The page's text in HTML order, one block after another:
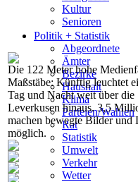
Kultur
Senioren
Stadtführer
Straßen
Politik + Statistik
Abgeordnete
Ämter
Bezirke
Haushalt
Klima
Parteien/Wahlen
Rat
Statistik
Umwelt
Verkehr
Wetter
Die 122 Meter hohe
Maßstäbe: Künftig leuchtet
Tag und Nacht weit über die
Leverkusen hinaus. 3,5
machen bewegte Bilder und
möglich.